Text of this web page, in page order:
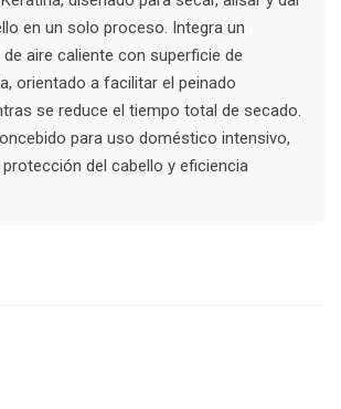
en un solo proceso. Integra un
aire caliente con superficie de
orientado a facilitar el peinado
se reduce el tiempo total de secado.
para uso doméstico intensivo,
del cabello y eficiencia